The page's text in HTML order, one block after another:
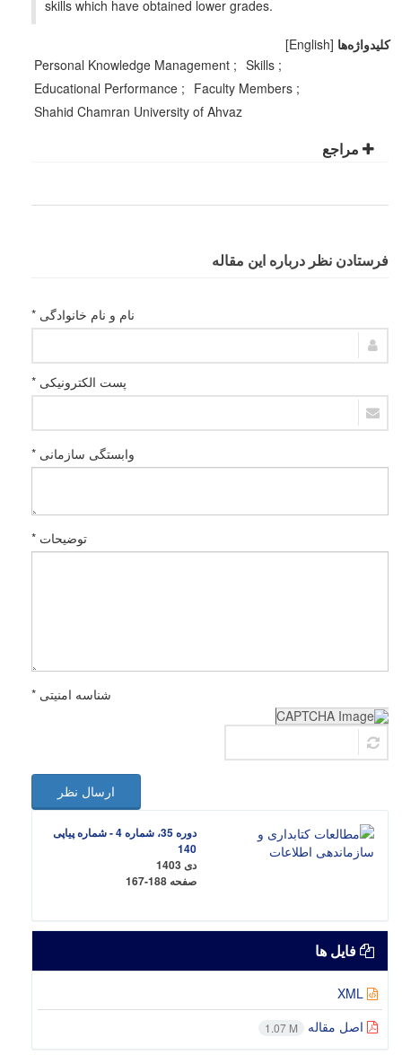
skills which have obtained lower grades.
کلیدواژه‌ها [English]
Personal Knowledge Management
Skills
Educational Performance
Faculty Members
Shahid Chamran University of Ahvaz
مراجع
فرستادن نظر درباره این مقاله
نام و نام خانوادگی *
پست الکترونیکی *
وابستگی سازمانی *
توضیحات *
شناسه امنیتی *
ارسال نظر
دوره 35، شماره 4 - شماره پیاپی
140
دی 1403
صفحه 167-188
فایل ها
اصل مقاله
1.07 M